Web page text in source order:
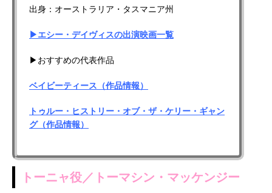
出身：オーストラリア・タスマニア州
▶エシー・デイヴィスの出演映画一覧
▶おすすめの代表作品
ベイビーティース（作品情報）
トゥルー・ヒストリー・オブ・ザ・ケリー・ギャン
グ（作品情報）
トーニャ役／トーマシン・マッケンジー